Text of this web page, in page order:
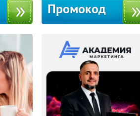
Промокод